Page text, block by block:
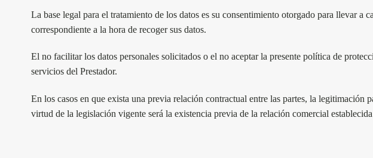
La base legal para el tratamiento de los datos es su consentimiento otorgado para llevar a
correspondiente a la hora de recoger sus datos.
El no facilitar los datos personales solicitados o el no aceptar la presente política de
servicios del Prestador.
En los casos en que exista una previa relación contractual entre las partes, la legitimación
virtud de la legislación vigente será la existencia previa de la relación comercial establecida